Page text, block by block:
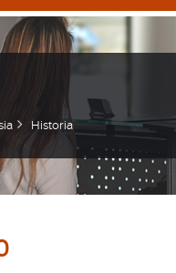
Historia